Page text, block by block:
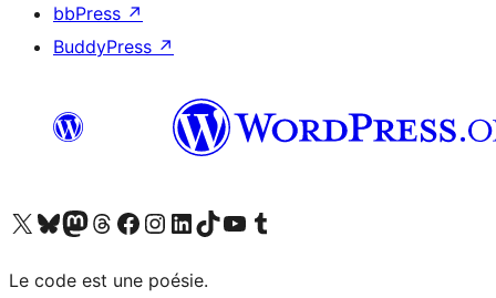
bbPress ↗
BuddyPress ↗
Visitez notre compte X (précédemment Twitter)
Visiter notre compte Bluesky
Visiter notre compte Mastodon
Visiter notre compte Threads
Consulter notre compte Facebook
Consulter notre compte Instagram
Consulter notre compte LinkedIn
Visiter notre compte TokTok
Visiter notre chaîne YouTube
Visiter notre compte Tumblr
Le code est une poésie.